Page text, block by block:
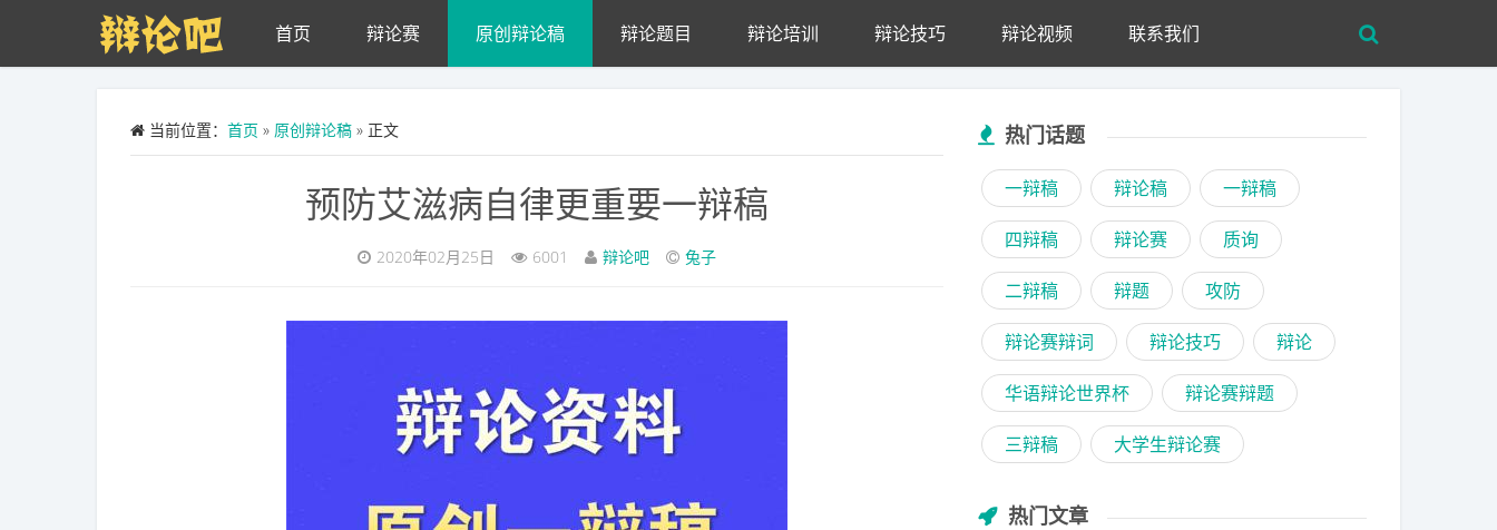
Skip to main content
首页 辩论赛 原创辩论稿 辩论题目 辩论培训 辩论技巧 辩论视频 联系我们
当前位置： 首页 » 原创辩论稿 » 正文
预防艾滋病自律更重要一辩稿
2020年02月25日 6001 辩论吧 兔子
热门话题
一辩稿 辩论稿 一辩稿
四辩稿 辩论赛 质询
二辩稿 辩题 攻防
辩论赛辩词 辩论技巧 辩论
华语辩论世界杯 辩论赛辩题
三辩稿 大学生辩论赛
热门文章